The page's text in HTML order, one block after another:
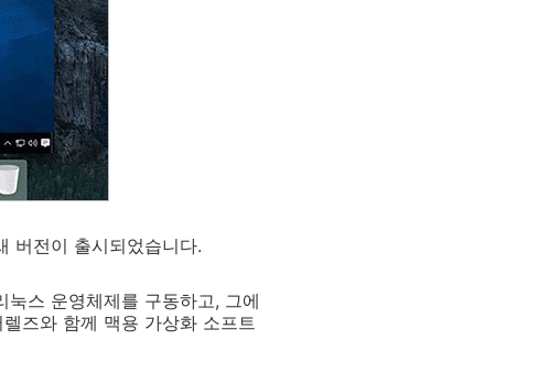
버전이 출시되었습니다.
스 운영체제를 구동하고, 그에
즈와 함께 맥용 가상화 소프트